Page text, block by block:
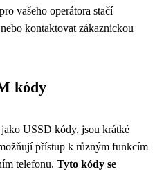
vašeho operátora stačí
kontaktovat zákaznickou
kódy
USSD kódy, jsou krátké
přístup k různým funkcím
telefonu. Tyto kódy se